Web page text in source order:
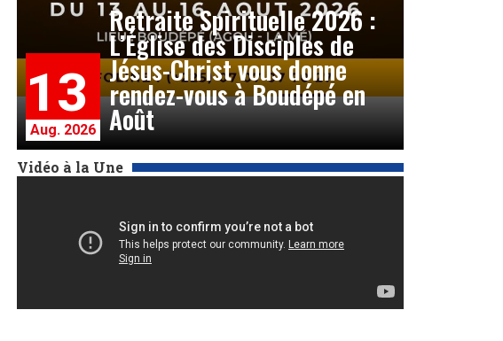
13
Aug. 2026
Retraite Spirituelle 2026 :
L’Église des Disciples de
Jésus-Christ vous donne
rendez-vous à Boudépé en
Août
Vidéo à la Une